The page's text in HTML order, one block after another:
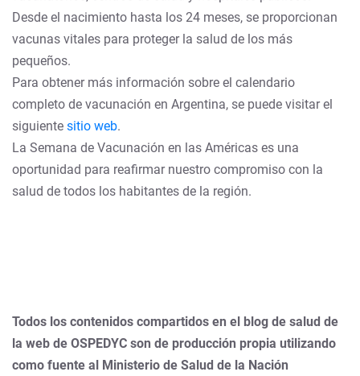
Desde el nacimiento hasta los 24 meses, se proporcionan
vacunas vitales para proteger la salud de los más
pequeños.
Para obtener más información sobre el calendario
completo de vacunación en Argentina, se puede visitar el
siguiente sitio web.
La Semana de Vacunación en las Américas es una
oportunidad para reafirmar nuestro compromiso con la
salud de todos los habitantes de la región.
Todos los contenidos compartidos en el blog de salud de
la web de OSPEDYC son de producción propia utilizando
como fuente al Ministerio de Salud de la Nación